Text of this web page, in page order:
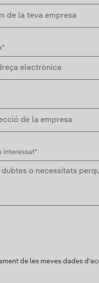
interessat*
de les meves dades